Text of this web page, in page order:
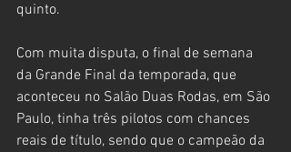
quinto.
Com muita disputa, o final de semana
da Grande Final da temporada, que
aconteceu no Salão Duas Rodas, em São
Paulo, tinha três pilotos com chances
reais de título, sendo que o campeão da